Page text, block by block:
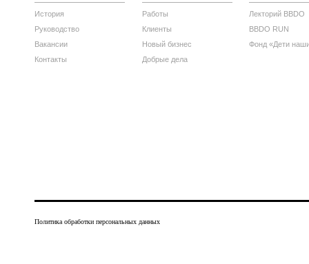
История
Руководство
Вакансии
Контакты
Работы
Клиенты
Новый бизнес
Добрые дела
Лекторий BBDO
BBDO RUN
Фонд «Дети
Политика обработки персональных данных